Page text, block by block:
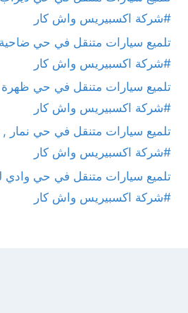
#شركة اكسبيريس واش كار
تلميع سيارات متنقل في حي
#شركة اكسبيريس واش كار
تلميع سيارات متنقل في حي
#شركة اكسبيريس واش كار
تلميع سيارات متنقل في حي نمار
#شركة اكسبيريس واش كار
تلميع سيارات متنقل في حي وادي
#شركة اكسبيريس واش كار